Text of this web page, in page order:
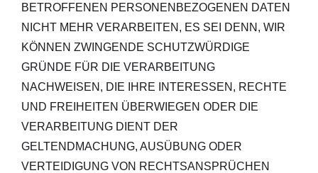
BETROFFENEN PERSONENBEZOGENEN DATEN
NICHT MEHR VERARBEITEN, ES SEI DENN, WIR
KÖNNEN ZWINGENDE SCHUTZWÜRDIGE
GRÜNDE FÜR DIE VERARBEITUNG
NACHWEISEN, DIE IHRE INTERESSEN, RECHTE
UND FREIHEITEN ÜBERWIEGEN ODER DIE
VERARBEITUNG DIENT DER
GELTENDMACHUNG, AUSÜBUNG ODER
VERTEIDIGUNG VON RECHTSANSPRÜCHEN